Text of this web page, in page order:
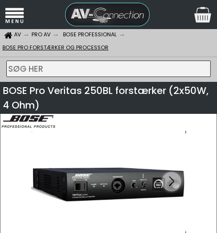
AV PRO AV
BOSE PROFESSIONAL
BOSE PRO FORSTÆRKER OG PROCESSOR
SØG HER
BOSE Pro Veritas 250BL forstærker (2x50W,
4 Ohm)